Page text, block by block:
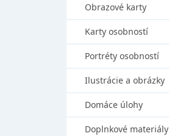
Obrazové karty
Karty osobností
Portréty osobností
Ilustrácie a obrázky
Domáce úlohy
Doplnkové materiály